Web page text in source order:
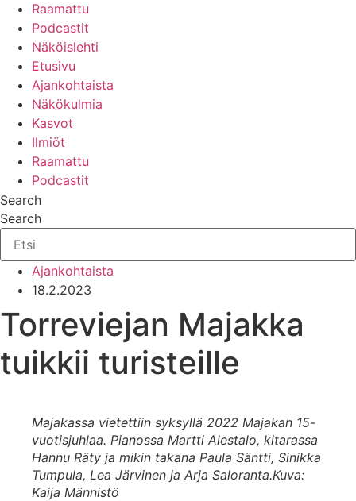
Raamattu
Podcastit
Näköislehti
Etusivu
Ajankohtaista
Näkökulmia
Kasvot
Ilmiöt
Raamattu
Podcastit
Search
Search
Ajankohtaista
18.2.2023
Torreviejan Majakka
tuikkii turisteille
Majakassa vietettiin syksyllä 2022 Majakan 15-
vuotisjuhlaa. Pianossa Martti Alestalo, kitarassa
Hannu Räty ja mikin takana Paula Säntti, Sinikka
Tumpula, Lea Järvinen ja Arja Saloranta.Kuva:
Kaija Männistö